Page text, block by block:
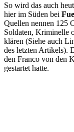
So wird das auch
hier im Süden bei
Quellen nennen 125
Soldaten, Kriminelle
klären (Siehe auch
des letzten Artikels).
den Franco von den
gestartet hatte.